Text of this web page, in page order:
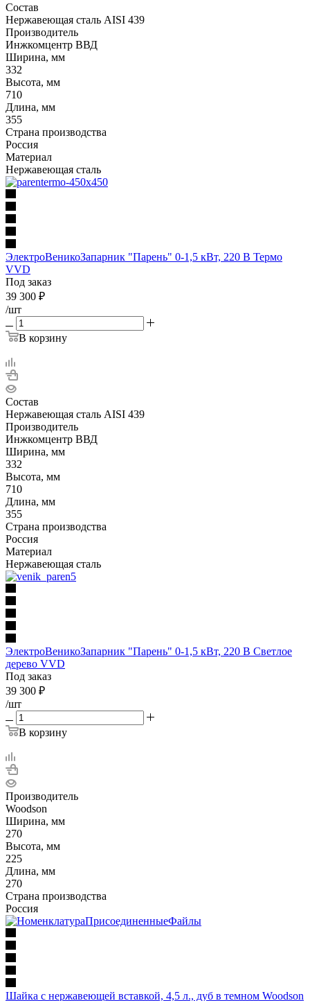
Состав
Нержавеющая сталь AISI 439
Производитель
Инжкомцентр ВВД
Ширина, мм
332
Высота, мм
710
Длина, мм
355
Страна производства
Россия
Материал
Нержавеющая сталь
ЭлектроВеникоЗапарник "Парень" 0-1,5 кВт, 220 В Термо
VVD
Под заказ
39 300 ₽
/шт
В корзину
Состав
Нержавеющая сталь AISI 439
Производитель
Инжкомцентр ВВД
Ширина, мм
332
Высота, мм
710
Длина, мм
355
Страна производства
Россия
Материал
Нержавеющая сталь
ЭлектроВеникоЗапарник "Парень" 0-1,5 кВт, 220 В Светлое
дерево VVD
Под заказ
39 300 ₽
/шт
В корзину
Производитель
Woodson
Ширина, мм
270
Высота, мм
225
Длина, мм
270
Страна производства
Россия
Шайка с нержавеющей вставкой, 4,5 л., дуб в темном Woodson